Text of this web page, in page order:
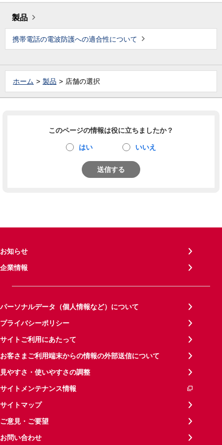
製品
携帯電話の電波防護への適合性について
ホーム 製品 店舗の選択
このページの情報は役に立ちましたか？
はい いいえ
送信する
お知らせ
企業情報
パーソナルデータ（個人情報など）について
プライバシーポリシー
サイトご利用にあたって
お客さまご利用端末からの情報の外部送信について
見やすさ・使いやすさの調整
サイトメンテナンス情報
サイトマップ
ご意見・ご要望
お問い合わせ